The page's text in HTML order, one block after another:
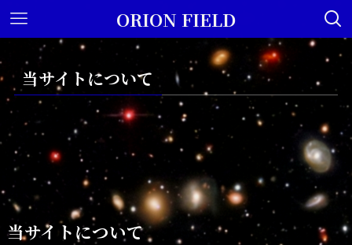
ORION FIELD
当サイトについて
当サイトについて